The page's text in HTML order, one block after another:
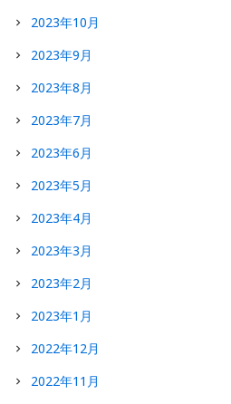
2023年10月
2023年9月
2023年8月
2023年7月
2023年6月
2023年5月
2023年4月
2023年3月
2023年2月
2023年1月
2022年12月
2022年11月